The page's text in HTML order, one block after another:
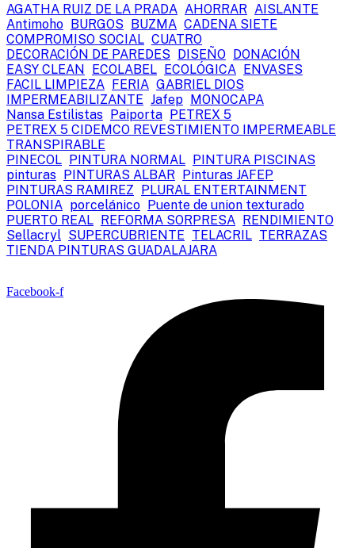
AGATHA RUIZ DE LA PRADA AHORRAR AISLANTE
Antimoho BURGOS BUZMA CADENA SIETE
COMPROMISO SOCIAL CUATRO
DECORACIÓN DE PAREDES DISEÑO DONACIÓN
EASY CLEAN ECOLABEL ECOLÓGICA ENVASES
FACIL LIMPIEZA FERIA GABRIEL DIOS
IMPERMEABILIZANTE Jafep MONOCAPA
Nansa Estilistas Paiporta PETREX 5
PETREX 5 CIDEMCO REVESTIMIENTO IMPERMEABLE
TRANSPIRABLE
PINECOL PINTURA NORMAL PINTURA PISCINAS
pinturas PINTURAS ALBAR Pinturas JAFEP
PINTURAS RAMIREZ PLURAL ENTERTAINMENT
POLONIA porcelánico Puente de union texturado
PUERTO REAL REFORMA SORPRESA RENDIMIENTO
Sellacryl SUPERCUBRIENTE TELACRIL TERRAZAS
TIENDA PINTURAS GUADALAJARA
Facebook-f